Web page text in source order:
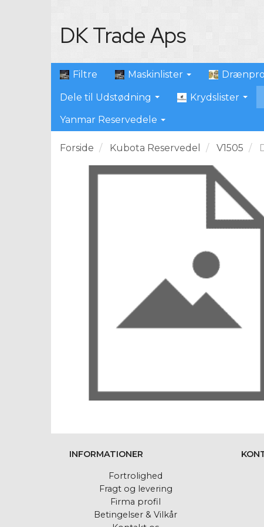
DK Trade Aps
Filtre Maskinlister
Dele til Udstødning Krydslister
Yanmar Reservedele
Forside Kubota Reservedel V1505
INFORMATIONER
Fortrolighed
Fragt og levering
Firma profil
Betingelser & Vilkår